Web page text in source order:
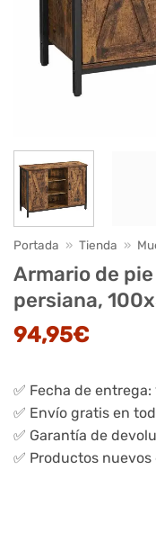
Portada » Tienda »
Armario de
persiana,
94,95€
✅ Fecha de
✅ Envío gratis en
✅ Garantía de
✅ Productos